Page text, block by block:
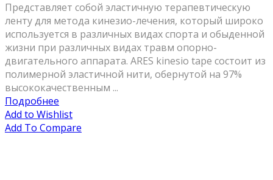
Представляет собой эластичную терапевтическую
ленту для метода кинезио-лечения, который широко
используется в различных видах спорта и обыденной
жизни при различных видах травм опорно-
двигательного аппарата. ARES kinesio tape состоит из
полимерной эластичной нити, обернутой на 97%
высококачественным ...
Подробнее
Add to Wishlist
Add To Compare